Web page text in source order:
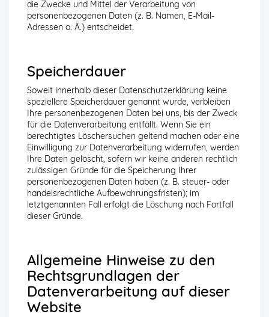
die Zwecke und Mittel der Verarbeitung von
personenbezogenen Daten (z. B. Namen, E-Mail-
Adressen o. Ä.) entscheidet.
Speicherdauer
Soweit innerhalb dieser Datenschutzerklärung keine
speziellere Speicherdauer genannt wurde, verbleiben
Ihre personenbezogenen Daten bei uns, bis der Zweck
für die Datenverarbeitung entfällt. Wenn Sie ein
berechtigtes Löschersuchen geltend machen oder eine
Einwilligung zur Datenverarbeitung widerrufen, werden
Ihre Daten gelöscht, sofern wir keine anderen rechtlich
zulässigen Gründe für die Speicherung Ihrer
personenbezogenen Daten haben (z. B. steuer- oder
handelsrechtliche Aufbewahrungsfristen); im
letztgenannten Fall erfolgt die Löschung nach Fortfall
dieser Gründe.
Allgemeine Hinweise zu den
Rechtsgrundlagen der
Datenverarbeitung auf dieser
Website